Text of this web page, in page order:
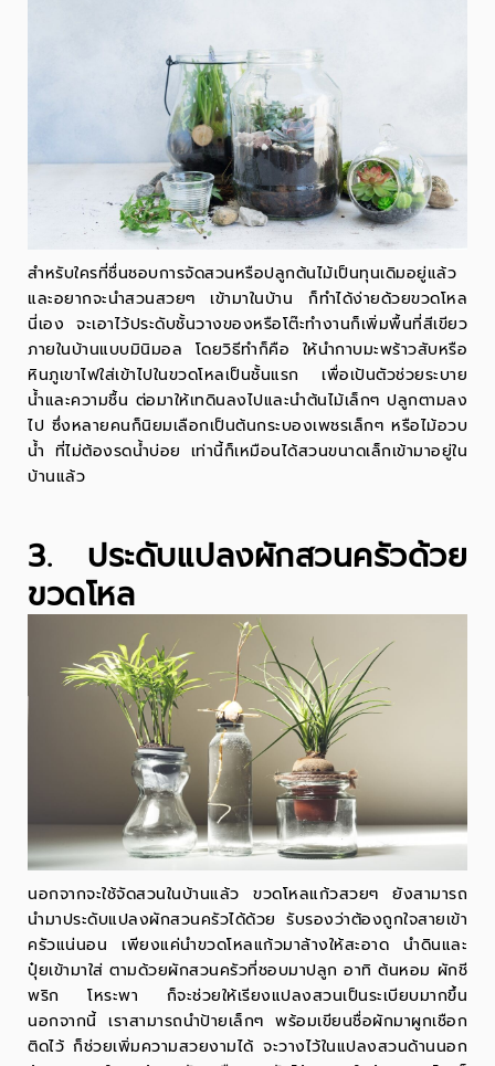
สำหรับใครที่ชื่นชอบการจัดสวนหรือปลูกต้นไม้เป็นทุนเดิมอยู่แล้ว
และอยากจะนำสวนสวยๆ เข้ามาในบ้าน ก็ทำได้ง่ายด้วยขวดโหล
นี่เอง จะเอาไว้ประดับชั้นวางของหรือโต๊ะทำงานก็เพิ่มพื้นที่สีเขียว
ภายในบ้านแบบมินิมอล โดยวิธีทำก็คือ ให้นำกาบมะพร้าวสับหรือ
หินภูเขาไฟใส่เข้าไปในขวดโหลเป็นชั้นแรก เพื่อเป้นตัวช่วยระบาย
น้ำและความชื้น ต่อมาให้เทดินลงไปและนำต้นไม้เล็กๆ ปลูกตามลง
ไป ซึ่งหลายคนก็นิยมเลือกเป็นต้นกระบองเพชรเล็กๆ หรือไม้อวบ
น้ำ ที่ไม่ต้องรดน้ำบ่อย เท่านี้ก็เหมือนได้สวนขนาดเล็กเข้ามาอยู่ใน
บ้านแล้ว
3. ประดับแปลงผักสวนครัวด้วย
ขวดโหล
นอกจากจะใช้จัดสวนในบ้านแล้ว ขวดโหลแก้วสวยๆ ยังสามารถ
นำมาประดับแปลงผักสวนครัวได้ด้วย รับรองว่าต้องถูกใจสายเข้า
ครัวแน่นอน เพียงแค่นำขวดโหลแก้วมาล้างให้สะอาด นำดินและ
ปุ๋ยเข้ามาใส่ ตามด้วยผักสวนครัวที่ชอบมาปลูก อาทิ ต้นหอม ผักชี
พริก โหระพา ก็จะช่วยให้เรียงแปลงสวนเป็นระเบียบมากขึ้น
นอกจากนี้ เราสามารถนำป้ายเล็กๆ พร้อมเขียนชื่อผักมาผูกเชือก
ติดไว้ ก็ช่วยเพิ่มความสวยงามได้ จะวางไว้ในแปลงสวนด้านนอก